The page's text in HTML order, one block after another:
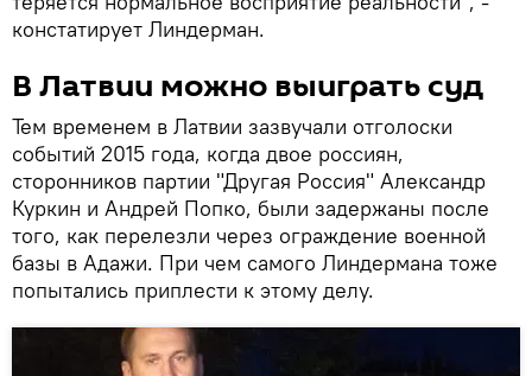
констатирует Линдерман.
В Латвии можно выиграть суд
Тем временем в Латвии зазвучали отголоски
событий 2015 года, когда двое россиян,
сторонников партии "Другая Россия" Александр
Куркин и Андрей Попко, были задержаны после
того, как перелезли через ограждение военной
базы в Адажи. При чем самого Линдермана тоже
попытались приплести к этому делу.